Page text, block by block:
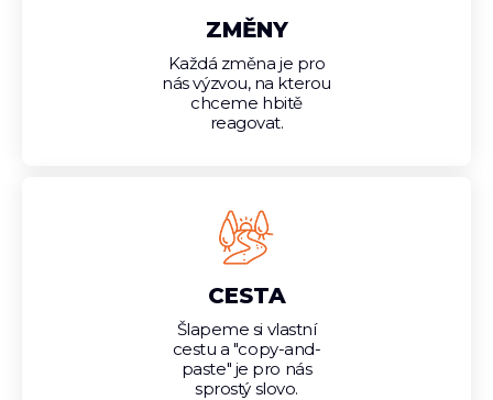
ZMĚNY
Každá změna je pro
nás výzvou, na kterou
chceme hbitě
reagovat.
CESTA
Šlapeme si vlastní
cestu a "copy-and-
paste" je pro nás
sprostý slovo.